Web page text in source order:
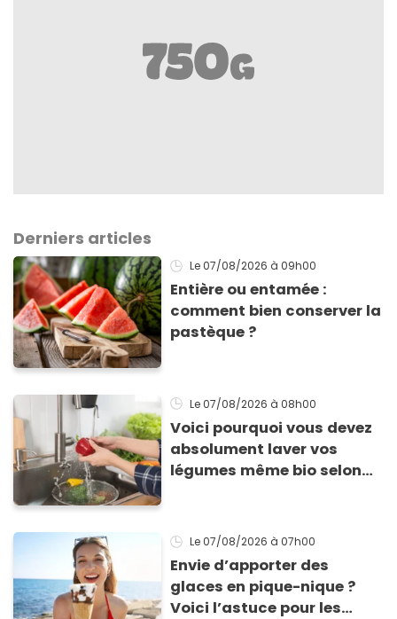
Derniers articles
Le 07/08/2026 à 09h00
Entière ou entamée :
comment bien conserver la
pastèque ?
Le 07/08/2026 à 08h00
Voici pourquoi vous devez
absolument laver vos
légumes même bio selon
Le 07/08/2026 à 07h00
Envie d’apporter des
glaces en pique-nique ?
Voici l’astuce pour les